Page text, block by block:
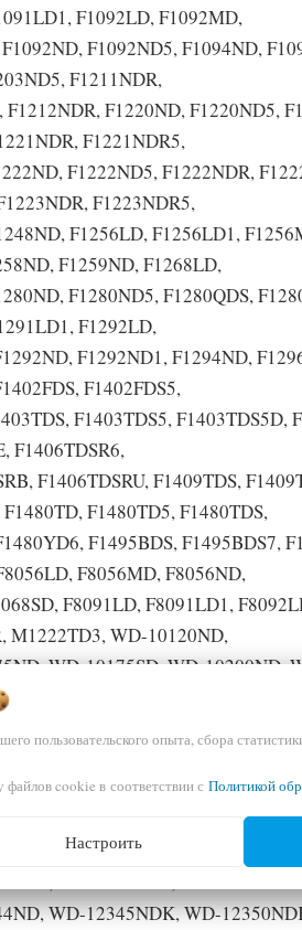
F1092LD, F1092MD,
F1092ND5, F1094ND,
F1211NDR,
F1220ND, F1220ND5,
F1221NDR5,
F1222ND5, F1222NDR,
F1223NDR5,
F1256LD, F1256LD1,
F1259ND, F1268LD,
F1280ND5, F1280QDS,
F1292LD,
F1292ND1, F1294ND,
F1402FDS5,
F1403TDS5, F1403TDS5D,
F1406TDSR6,
F1406TDSRU, F1409TDS,
F1480TD5, F1480TDS,
F1495BDS, F1495BDS7,
F8056MD, F8056ND,
F8091LD, F8091LD1,
M1222TD3, WD-10120ND,
WD-10175SD, WD-10200ND,
WD-10330NDK, WD10340ND,
WD-10360ND, WD-
WD-10390NDK, WD-10390SD,
WD10396TDK, WD-
WD-10406TDK, WD-
WD-12200SD, WD-12202TD, WD-
WD-12331AD, WD-
WD-12345NDK, WD-
пользовательского опыта, сбора
cookie в соответствии с Политикой
Настроить